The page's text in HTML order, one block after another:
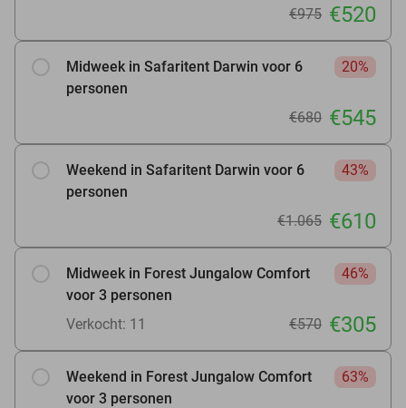
€975 €520
Midweek in Safaritent Darwin voor 6
personen
20%
€680 €545
Weekend in Safaritent Darwin voor 6
personen
43%
€1.065 €610
Midweek in Forest Jungalow Comfort
voor 3 personen
46%
Verkocht: 11 €570 €305
Weekend in Forest Jungalow Comfort
voor 3 personen
63%